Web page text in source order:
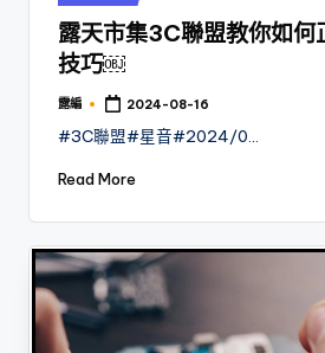
in
露天市集3C聯盟教你如何
技巧￼
Posted
露編 2024-08-16
#3C聯盟#星音#2024/0…
Read More